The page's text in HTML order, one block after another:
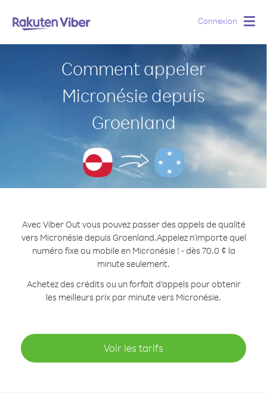
Connexion
Comment appeler
Micronésie depuis
Groenland
Avec Viber Out vous pouvez passer des appels de qualité
vers Micronésie depuis Groenland.Appelez n'importe quel
numéro fixe ou mobile en Micronésie ! - dès 70.0 ¢ la
minute seulement.
Achetez des crédits ou un forfait d’appels pour obtenir
les meilleurs prix par minute vers Micronésie.
Voir les tarifs